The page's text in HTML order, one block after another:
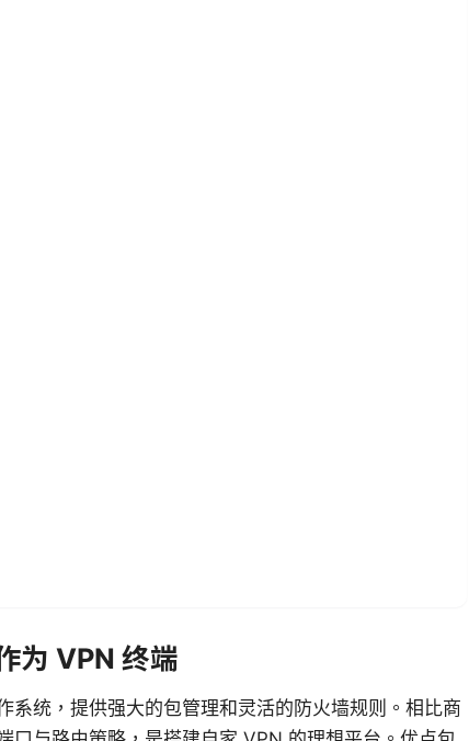
为 VPN 终端
系统，提供强大的包管理和灵活的防火墙规则。相比商